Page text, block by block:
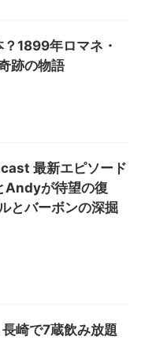
1899年ロマネ・
跡の物語
最新エピソード
Andyが待望の復
とバーボンの深掘
崎で7蔵飲み放題